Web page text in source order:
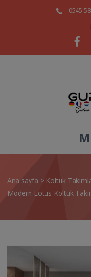
0545
Ana sayfa > Koltuk
Modern Lotus Koltuk